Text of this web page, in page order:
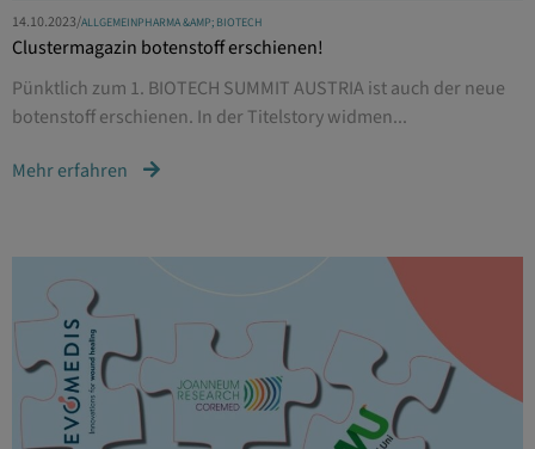
14.10.2023/ALLGEMEINPHARMA &AMP; BIOTECH
Clustermagazin botenstoff erschienen!
Pünktlich zum 1. BIOTECH SUMMIT AUSTRIA ist auch der neue
botenstoff erschienen. In der Titelstory widmen...
Mehr erfahren